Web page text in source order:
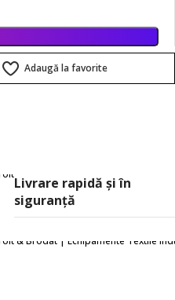
Adaugă la favorite
Livrare rapidă şi în
siguranţă